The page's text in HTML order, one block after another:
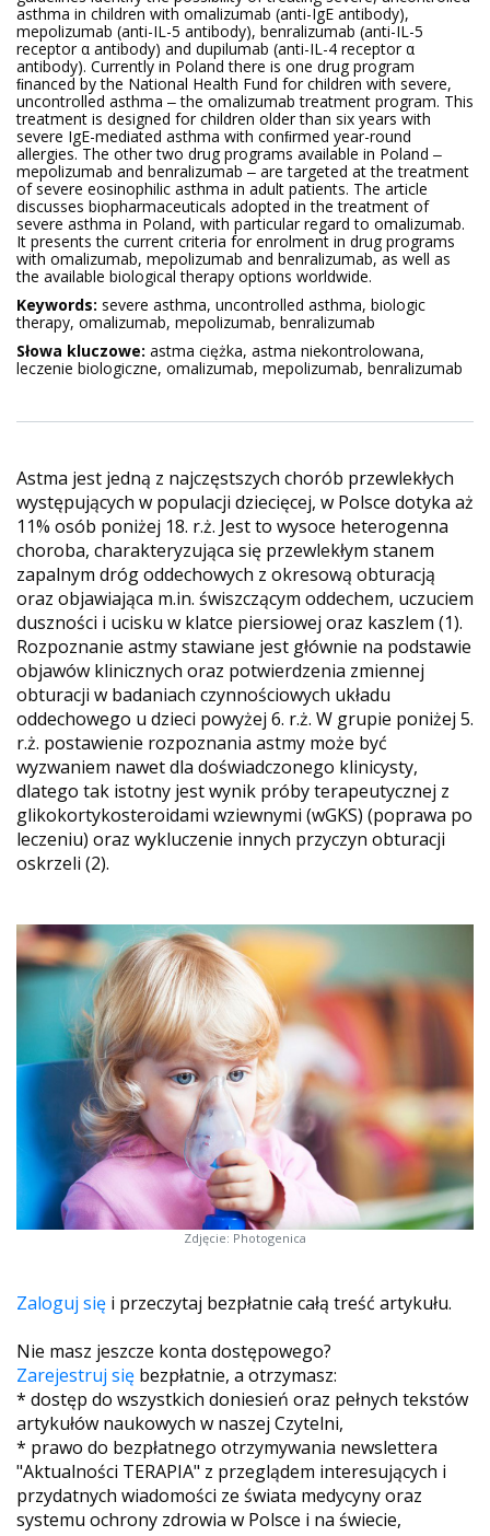
asthma in children with omalizumab (anti-IgE antibody),
mepolizumab (anti-IL-5 antibody), benralizumab (anti-IL-5
receptor α antibody) and dupilumab (anti-IL-4 receptor α
antibody). Currently in Poland there is one drug program
ﬁnanced by the National Health Fund for children with severe,
uncontrolled asthma ‒ the omalizumab treatment program. This
treatment is designed for children older than six years with
severe IgE-mediated asthma with conﬁrmed year-round
allergies. The other two drug programs available in Poland ‒
mepolizumab and benralizumab ‒ are targeted at the treatment
of severe eosinophilic asthma in adult patients. The article
discusses biopharmaceuticals adopted in the treatment of
severe asthma in Poland, with particular regard to omalizumab.
It presents the current criteria for enrolment in drug programs
with omalizumab, mepolizumab and benralizumab, as well as
the available biological therapy options worldwide.
Keywords: severe asthma, uncontrolled asthma, biologic
therapy, omalizumab, mepolizumab, benralizumab
Słowa kluczowe: astma ciężka, astma niekontrolowana,
leczenie biologiczne, omalizumab, mepolizumab, benralizumab
Astma jest jedną z najczęstszych chorób przewlekłych
występujących w populacji dziecięcej, w Polsce dotyka aż
11% osób poniżej 18. r.ż. Jest to wysoce heterogenna
choroba, charakteryzująca się przewlekłym stanem
zapalnym dróg oddechowych z okresową obturacją
oraz objawiająca m.in. świszczącym oddechem, uczuciem
duszności i ucisku w klatce piersiowej oraz kaszlem (1).
Rozpoznanie astmy stawiane jest głównie na podstawie
objawów klinicznych oraz potwierdzenia zmiennej
obturacji w badaniach czynnościowych układu
oddechowego u dzieci powyżej 6. r.ż. W grupie poniżej 5.
r.ż. postawienie rozpoznania astmy może być
wyzwaniem nawet dla doświadczonego klinicysty,
dlatego tak istotny jest wynik próby terapeutycznej z
glikokortykosteroidami wziewnymi (wGKS) (poprawa po
leczeniu) oraz wykluczenie innych przyczyn obturacji
oskrzeli (2).
Zdjęcie: Photogenica
Zaloguj się i przeczytaj bezpłatnie całą treść artykułu.
Nie masz jeszcze konta dostępowego?
Zarejestruj się bezpłatnie, a otrzymasz:
* dostęp do wszystkich doniesień oraz pełnych tekstów
artykułów naukowych w naszej Czytelni,
* prawo do bezpłatnego otrzymywania newslettera
"Aktualności TERAPIA" z przeglądem interesujących i
przydatnych wiadomości ze świata medycyny oraz
systemu ochrony zdrowia w Polsce i na świecie,